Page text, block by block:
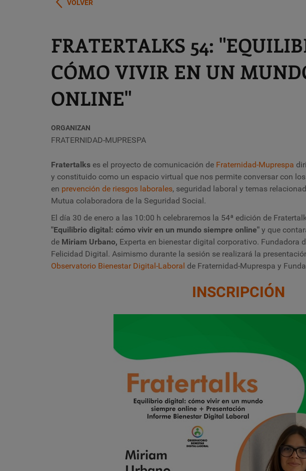
VOLVER
FRATERTALKS 54:
CÓMO VIVIR EN UN
ONLINE"
ORGANIZAN
FRATERNIDAD-MUPRESPA
Fratertalks es el proyecto de comunicación de Fraternidad-Muprespa
y constituido como un espacio virtual que nos permite conversar con
en prevención de riesgos laborales, seguridad laboral y temas
Mutua colaboradora de la Seguridad Social.
El día 30 de enero a las 10:00 h celebraremos la 54ª edición de
"Equilibrio digital: cómo vivir en un mundo siempre online" y que
de Miriam Urbano, Experta en bienestar digital corporativo. Fundadora
Felicidad Digital. Asimismo durante la sesión se realizará la
Observatorio Bienestar Digital-Laboral de Fraternidad-Muprespa y
INSCRIPCIÓN